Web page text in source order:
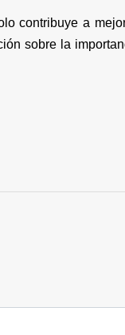
contribuye a
sobre la